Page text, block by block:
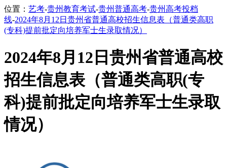
位置： 艺考-贵州教育考试-贵州普通高考-贵州高考投档
线-2024年8月12日贵州省普通高校招生信息表（普通类高职
(专科)提前批定向培养军士生录取情况）
2024年8月12日贵州省普通高校
招生信息表（普通类高职(专
科)提前批定向培养军士生录取
情况）